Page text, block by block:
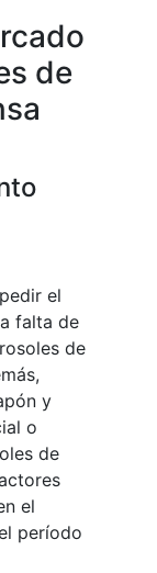
de
el
falta de
de
y
o
de
el
período